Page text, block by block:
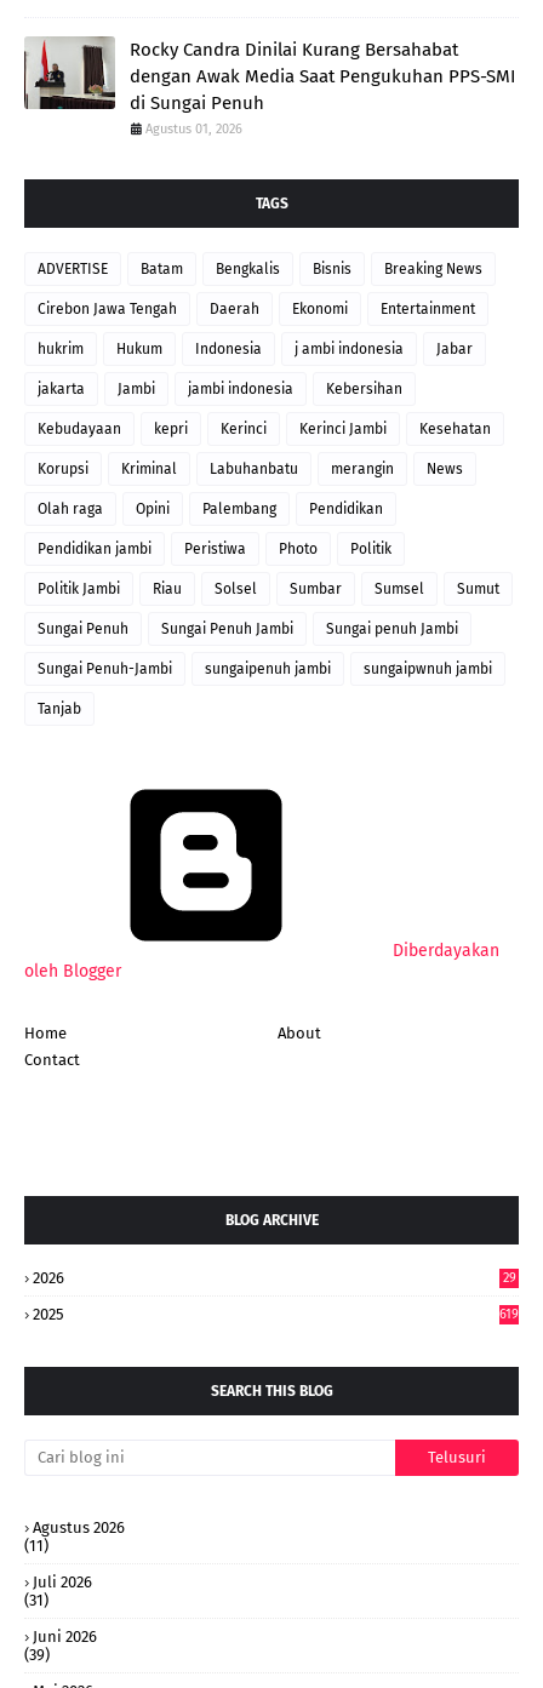
Rocky Candra Dinilai Kurang Bersahabat
dengan Awak Media Saat Pengukuhan PPS-SMI
di Sungai Penuh
Agustus 01, 2026
TAGS
ADVERTISE Batam Bengkalis Bisnis Breaking News
Cirebon Jawa Tengah Daerah Ekonomi Entertainment
hukrim Hukum Indonesia j ambi indonesia Jabar
jakarta Jambi jambi indonesia Kebersihan
Kebudayaan kepri Kerinci Kerinci Jambi Kesehatan
Korupsi Kriminal Labuhanbatu merangin News
Olah raga Opini Palembang Pendidikan
Pendidikan jambi Peristiwa Photo Politik
Politik Jambi Riau Solsel Sumbar Sumsel Sumut
Sungai Penuh Sungai Penuh Jambi Sungai penuh Jambi
Sungai Penuh-Jambi sungaipenuh jambi sungaipwnuh jambi
Tanjab
Diberdayakan
oleh Blogger
Home
About
Contact
BLOG ARCHIVE
2026
29
2025 619
SEARCH THIS BLOG
Agustus 2026
(11)
Juli 2026
(31)
Juni 2026
(39)